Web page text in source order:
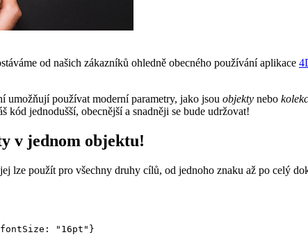
od našich zákazníků ohledně obecného používání aplikace
umožňují používat moderní parametry, jako jsou objekty nebo
jednodušší, obecnější a snadněji se bude udržovat!
v jednom objektu!
lze použít pro všechny druhy cílů, od jednoho znaku až po celý
"16pt"}